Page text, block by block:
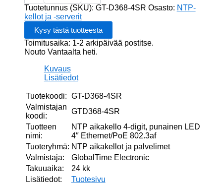
digit,
punainen
LED
Ethernet/PoE
802.3af
Tuotetunnus (SKU): GT-D368-4SR Osasto: NTP-
kellot ja -serverit
Toimitusaika: 1-2 arkipäivää postitse.
Nouto Vantaalta heti.
Kuvaus
Lisätiedot
Tuotekoodi: GT-D368-4SR
Valmistajan
koodi:
GTD368-4SR
Tuotteen
nimi:
NTP aikakello 4-digit, punainen LED
4″ Ethernet/PoE 802.3af
Tuoteryhmä: NTP aikakellot ja palvelimet
Valmistaja:
GlobalTime Electronic
Takuuaika:
24 kk
Lisätiedot:
Tuotesivu